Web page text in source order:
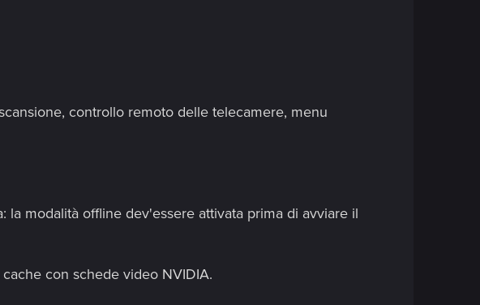
controllo remoto delle telecamere, menu
modalità offline dev'essere attivata prima di avviare il
con schede video NVIDIA.